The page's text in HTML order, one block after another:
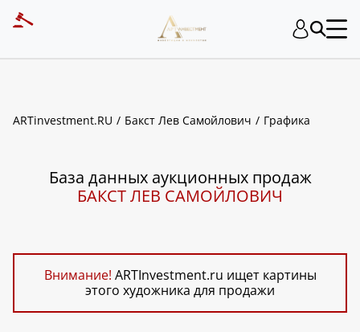
ARTinvestment.RU Бакст Лев Самойлович Графика
База данных аукционных продаж
БАКСТ ЛЕВ САМОЙЛОВИЧ
Внимание! ARTInvestment.ru ищет картины
этого художника для продажи